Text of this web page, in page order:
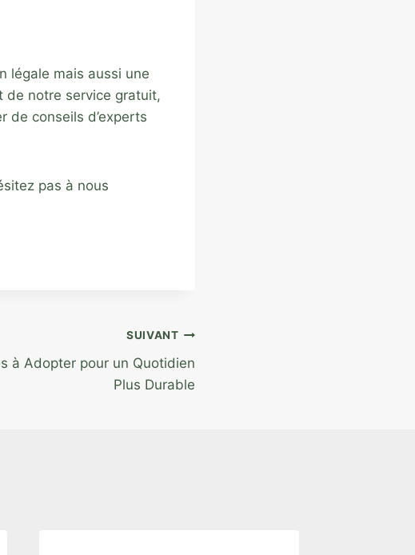
légale mais aussi une
de notre service gratuit,
de conseils d’experts
pas à nous
SUIVANT
à Adopter pour un Quotidien
Plus Durable